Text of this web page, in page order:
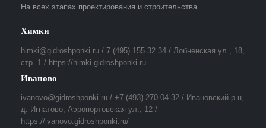
На всех этапах проектирования и строительства
Химки
himki@gidroshponki.ru / 7 (495) 155 32 34 / Лобненская ул., 18,
стр. 1 / https://himki.gidroshponki.ru
Иваново
ivanovo@gidroshponki.ru / +7 (493) 270-04-32 / Ивановский р-н,
д. Игнатово, Аэропортовская ул., 12 /
https://ivanovo.gidroshponki.ru/